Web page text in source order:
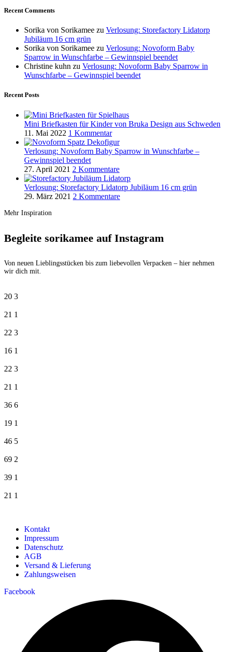
Recent Comments
Sorika von Sorikamee zu Verlosung: Storefactory Lidatorp
Jubiläum 16 cm grün
Sorika von Sorikamee zu Verlosung: Novoform Baby
Sparrow in Wunschfarbe – Gewinnspiel beendet
Christine kuhn zu Verlosung: Novoform Baby Sparrow in
Wunschfarbe – Gewinnspiel beendet
Recent Posts
Mini Briefkasten für Kinder von Bruka Design aus Schweden
11. Mai 2022 1 Kommentar
Verlosung: Novoform Baby Sparrow in Wunschfarbe –
Gewinnspiel beendet
27. April 2021 2 Kommentare
Verlosung: Storefactory Lidatorp Jubiläum 16 cm grün
29. März 2021 2 Kommentare
Mehr Inspiration
Begleite sorikamee auf Instagram
Von neuen Lieblingsstücken bis zum liebevollen Verpacken – hier nehmen
wir dich mit.
20 3
21 1
22 3
16 1
22 3
21 1
36 6
19 1
46 5
69 2
39 1
21 1
Kontakt
Impressum
Datenschutz
AGB
Versand & Lieferung
Zahlungsweisen
Facebook